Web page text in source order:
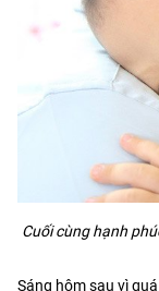
Cuối cùng hạnh
Sáng hôm sau vì